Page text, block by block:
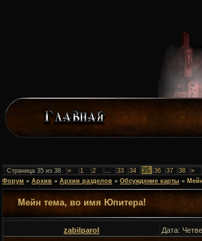
Страница 35 из 38 « 1 2 … 33 34 35 36 37 38
»
Форум » Архив » Архив разделов » Обсуждение карты »
Мейн тема, во имя Юпитера!
zabilparol Дата: